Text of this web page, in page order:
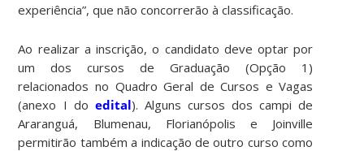
experiência”, que não concorrerão à classificação.
Ao realizar a inscrição, o candidato deve optar por
um dos cursos de Graduação (Opção 1)
relacionados no Quadro Geral de Cursos e Vagas
(anexo I do edital). Alguns cursos dos campi de
Araranguá, Blumenau, Florianópolis e Joinville
permitirão também a indicação de outro curso como